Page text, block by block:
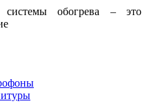
системы обогрева – это